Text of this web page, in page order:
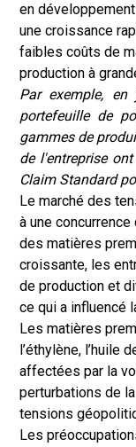
en
une croissance
faibles coûts de
production à
Par exemple,
portefeuille de
gammes de
de l'entreprise
Claim Standard
Le marché des
à une
des matières
croissante, les
de production et
ce qui a influencé
Les matières
l’éthylène, l’huile
affectées par la
perturbations de
tensions
Les